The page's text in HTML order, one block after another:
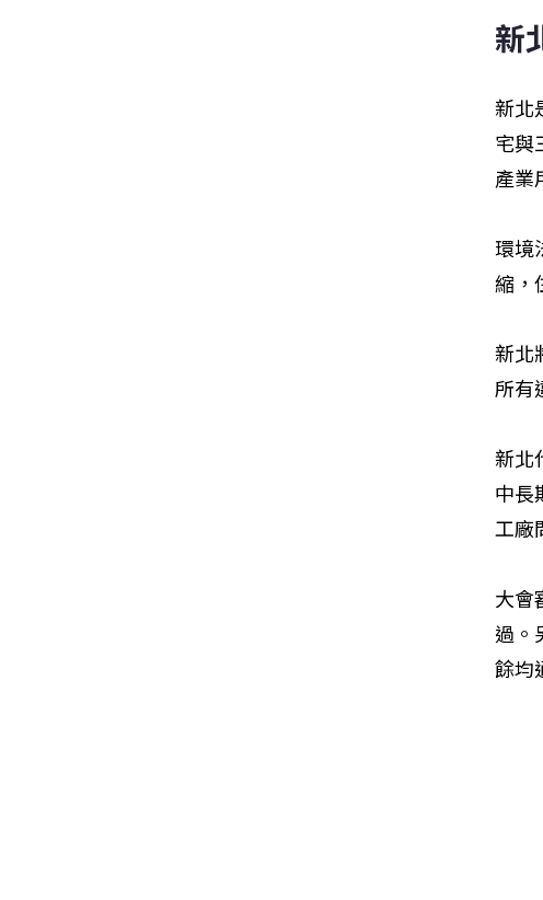
新
新北
宅與
產業
環境
縮，
新北
所有
新北
中長
工廠
大會
過。
餘均